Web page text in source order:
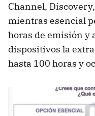
Channel,
mientras esencial
horas de emisión y
dispositivos la
hasta 100 horas y